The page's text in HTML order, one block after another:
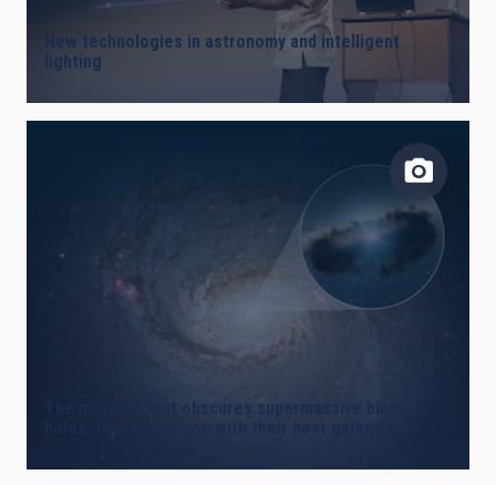
New technologies in astronomy and intelligent
lighting
The material that obscures supermassive black